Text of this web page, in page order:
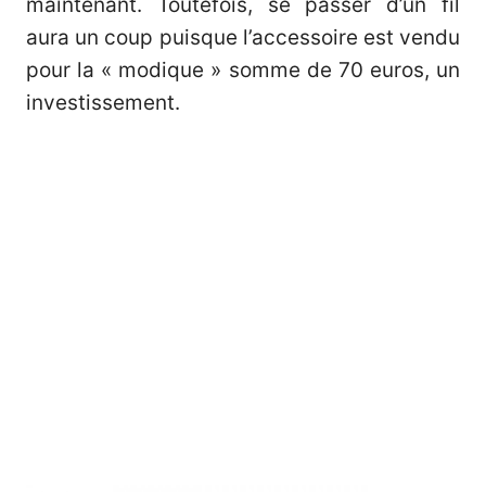
aura un coup puisque l’accessoire est vendu
pour la « modique » somme de 70 euros, un
investissement.